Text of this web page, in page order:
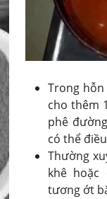
Trong
cho thêm
phê
có thể
Thường
khê hoặc
tương ớt